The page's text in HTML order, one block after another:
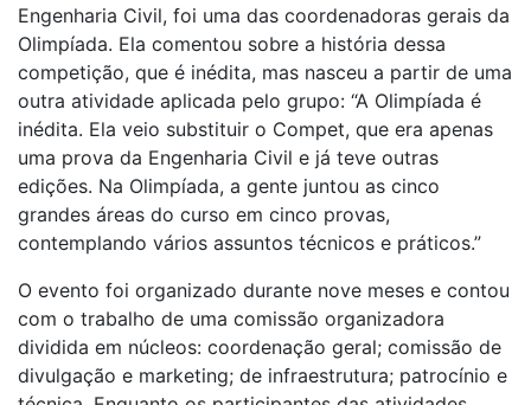
Engenharia Civil, foi uma das coordenadoras gerais da
Olimpíada. Ela comentou sobre a história dessa
competição, que é inédita, mas nasceu a partir de uma
outra atividade aplicada pelo grupo: “A Olimpíada é
inédita. Ela veio substituir o Compet, que era apenas
uma prova da Engenharia Civil e já teve outras
edições. Na Olimpíada, a gente juntou as cinco
grandes áreas do curso em cinco provas,
contemplando vários assuntos técnicos e práticos.”
O evento foi organizado durante nove meses e contou
com o trabalho de uma comissão organizadora
dividida em núcleos: coordenação geral; comissão de
divulgação e marketing; de infraestrutura; patrocínio e